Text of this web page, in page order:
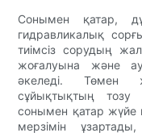
Сонымен қатар,
гидравликалық
тиімсіз сорудың
жоғалуына және
әкеледі. Төмен
сұйықтықтың тозу
сонымен қатар жүйе
мерзімін